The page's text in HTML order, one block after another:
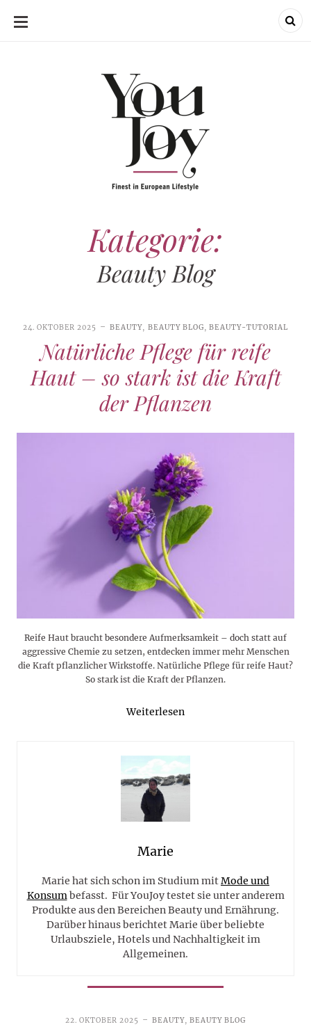
SKIP
Kategorie:
Beauty Blog
24. OKTOBER 2025 BEAUTY, BEAUTY BLOG, BEAUTY-TUTORIAL
Natürliche Pflege für reife
Haut – so stark ist die Kraft
der Pflanzen
Reife Haut braucht besondere Aufmerksamkeit – doch statt auf
aggressive Chemie zu setzen, entdecken immer mehr Menschen
die Kraft pflanzlicher Wirkstoffe. Natürliche Pflege für reife Haut?
So stark ist die Kraft der Pflanzen.
Weiterlesen
Marie
Marie hat sich schon im Studium mitMode und
Konsumbefasst. Für YouJoy testet sie unter anderem
Produkte aus den Bereichen Beauty und Ernährung.
Darüber hinaus berichtet Marie über beliebte
Urlaubsziele, Hotels und Nachhaltigkeit im
Allgemeinen.
22. OKTOBER 2025 BEAUTY,BEAUTY BLOG